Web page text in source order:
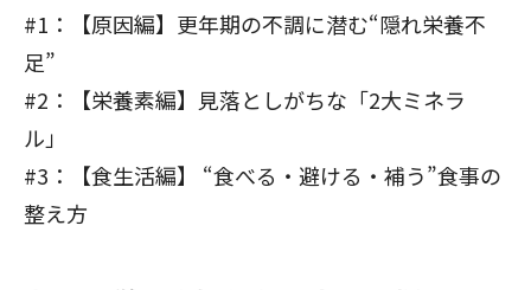
#1：【原因編】更年期の不調に潜む“隠れ栄養不
足”
#2：【栄養素編】見落としがちな「2大ミネラ
ル」
#3：【食生活編】 “食べる・避ける・補う”食事の
整え方